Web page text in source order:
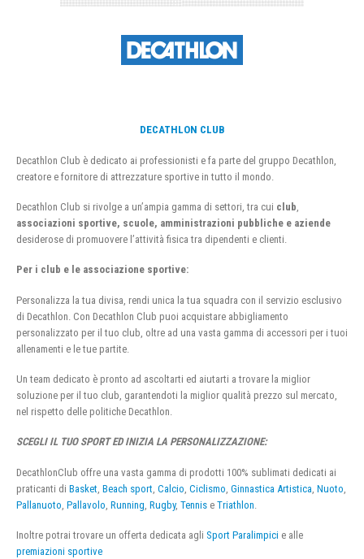
DECATHLON CLUB
Decathlon Club è dedicato ai professionisti e fa parte del gruppo Decathlon,
creatore e fornitore di attrezzature sportive in tutto il mondo.
Decathlon Club si rivolge a un’ampia gamma di settori, tra cui club
associazioni sportive, scuole, amministrazioni pubbliche e aziende
desiderose di promuovere l’attività fisica tra dipendenti e clienti.
Per i club e le associazione sportive:
Personalizza la tua divisa, rendi unica la tua squadra con il servizio esclusivo
di Decathlon. Con Decathlon Club puoi acquistare abbigliamento
personalizzato per il tuo club, oltre ad una vasta gamma di accessori per i tuoi
allenamenti e le tue partite.
Un team dedicato è pronto ad ascoltarti ed aiutarti a trovare la miglior
soluzione per il tuo club, garantendoti la miglior qualità prezzo sul mercato,
nel rispetto delle politiche Decathlon.
SCEGLI IL TUO SPORT ED INIZIA LA PERSONALIZZAZIONE:
DecathlonClub offre una vasta gamma di prodotti 100% sublimati dedicati ai
praticanti di Basket Beach sport Calcio Ciclismo Ginnastica Artistica Nuoto
Pallanuoto Pallavolo Running Rugby, Tennis e Triathlon
Inoltre potrai trovare un offerta dedicata agli Sport Paralimpici e alle
premiazioni sportive